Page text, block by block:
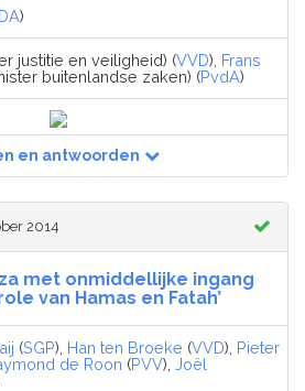
)
justitie en veiligheid) (VVD), Frans
buitenlandse zaken) (PvdA)
en antwoorden
2014
met onmiddellijke ingang
van Hamas en Fatah’
(SGP), Han ten Broeke (VVD), Pieter
de Roon (PVV), Joël